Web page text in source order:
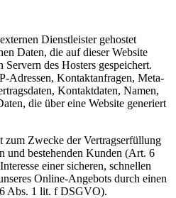
Dienstleister gehostet
Daten, die auf dieser Website
des Hosters gespeichert.
Adressen, Kontaktanfragen, Meta-
Kontaktdaten, Namen,
die über eine Website generiert
zum Zwecke der Vertragserfüllung
und bestehenden Kunden (Art. 6
einer sicheren, schnellen
Online-Angebots durch einen
Abs. 1 lit. f DSGVO).